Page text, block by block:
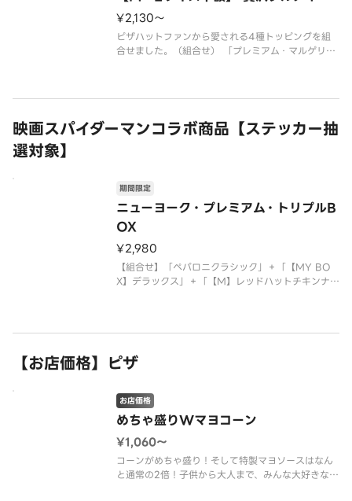
¥2,130〜
ピザハットファンから愛される4種トッピングを組
合せました。（組合せ） 「プレミアム・マルゲリー
映画スパイダーマンコラボ商品【ステッカー抽
選対象】
ニューヨーク・プレミアム・トリプルB
OX
期間限定
¥2,980
【組合せ】「ペパロニクラシック」＋「【MY BO
X】デラックス」＋「【M】レッドハットチキンナゲ
【お店価格】ピザ
めちゃ盛りWマヨコーン
お店価格
¥1,060〜
コーンがめちゃ盛り！そして特製マヨソースはなん
と通常の2倍！子供から大人まで、みんな大好きなピ